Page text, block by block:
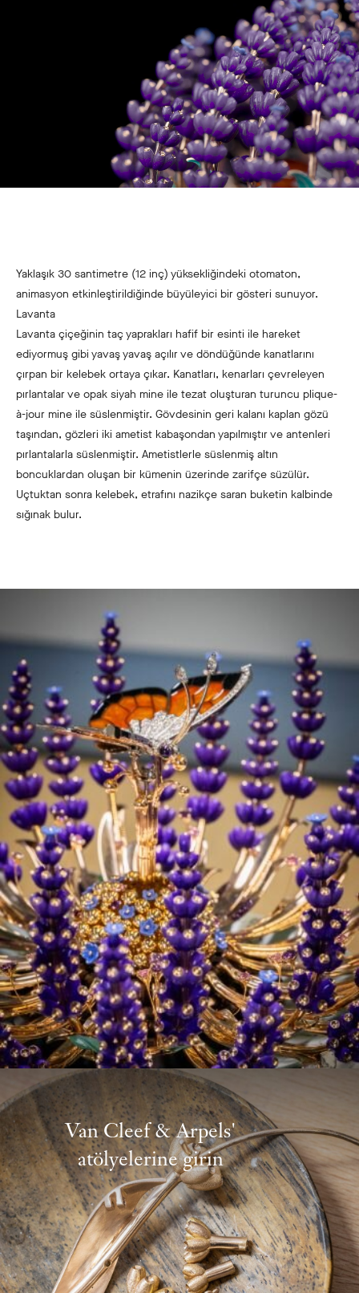
Yaklaşık 30 santimetre (12 inç) yüksekliğindeki otomaton,
animasyon etkinleştirildiğinde büyüleyici bir gösteri sunuyor.
Lavanta
Lavanta çiçeğinin taç yaprakları hafif bir esinti ile hareket
ediyormuş gibi yavaş yavaş açılır ve döndüğünde kanatlarını
çırpan bir kelebek ortaya çıkar. Kanatları, kenarları çevreleyen
pırlantalar ve opak siyah mine ile tezat oluşturan turuncu plique-
à-jour mine ile süslenmiştir. Gövdesinin geri kalanı kaplan gözü
taşından, gözleri iki ametist kabaşondan yapılmıştır ve antenleri
pırlantalarla süslenmiştir. Ametistlerle süslenmiş altın
boncuklardan oluşan bir kümenin üzerinde zarifçe süzülür.
Uçtuktan sonra kelebek, etrafını nazikçe saran buketin kalbinde
sığınak bulur.
Van Cleef & Arpels'
atölyelerine girin